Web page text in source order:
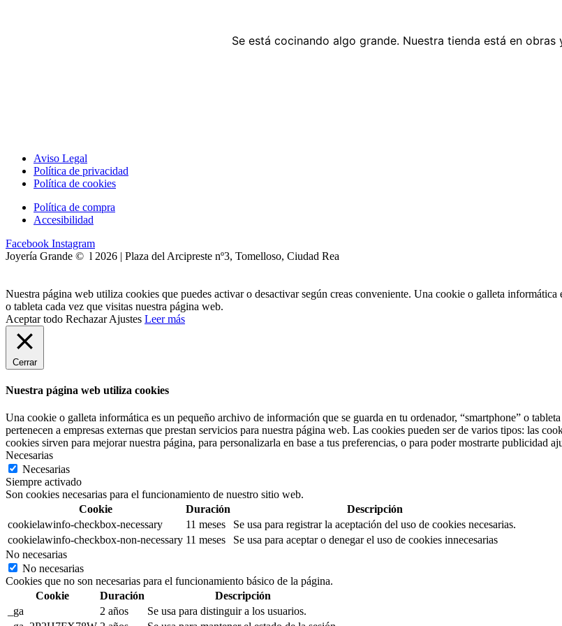
Se está cocinando algo grande. Nuestra tienda está en
Aviso Legal
Política de privacidad
Política de cookies
Política de compra
Accesibilidad
Facebook Instagram
Joyería Grande © l 2026 | Plaza del Arcipreste nº3, Tomelloso, Ciudad Rea
Nuestra página web utiliza cookies que puedes activar o desactivar según creas conveniente. Una cookie o galleta
o tableta cada vez que visitas nuestra página web.
Aceptar todo Rechazar Ajustes Leer más
Cerrar
Nuestra página web utiliza cookies
Una cookie o galleta informática es un pequeño archivo de información que se guarda en tu ordenador, “smartphone” o
pertenecen a empresas externas que prestan servicios para nuestra página web. Las cookies pueden ser de varios tipos: las
cookies sirven para mejorar nuestra página, para personalizarla en base a tus preferencias, o para poder mostrarte publicidad
Necesarias
Necesarias
Siempre activado
Son cookies necesarias para el funcionamiento de nuestro sitio web.
Cookie
Duración
Descripción
cookielawinfo-checkbox-necessary
11 meses
Se usa para registrar la aceptación del uso de cookies necesarias.
cookielawinfo-checkbox-non-necessary 11 meses
Se usa para aceptar o denegar el uso de cookies innecesarias
No necesarias
No necesarias
Cookies que no son necesarias para el funcionamiento básico de la página.
Cookie
Duración
Descripción
_ga
2 años
Se usa para distinguir a los usuarios.